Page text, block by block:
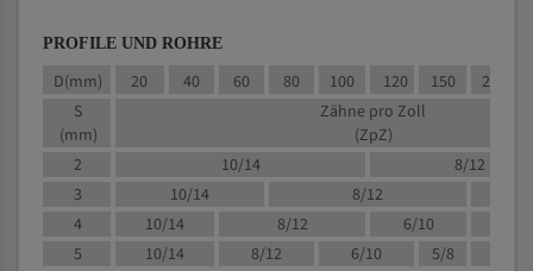
PROFILE UND ROHRE
D(mm) 20 40 60 80 100 120 150 200
S
(mm)
Zähne pro Zoll
(ZpZ)
2
10/14
8/12
3
10/14 8/12
4
10/14 8/12 6/10
5
10/14 8/12 6/10
5/8